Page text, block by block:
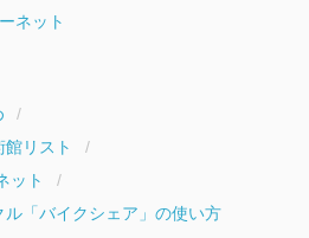
ネット
館リスト
ット
ル「バイクシェア」の使い方